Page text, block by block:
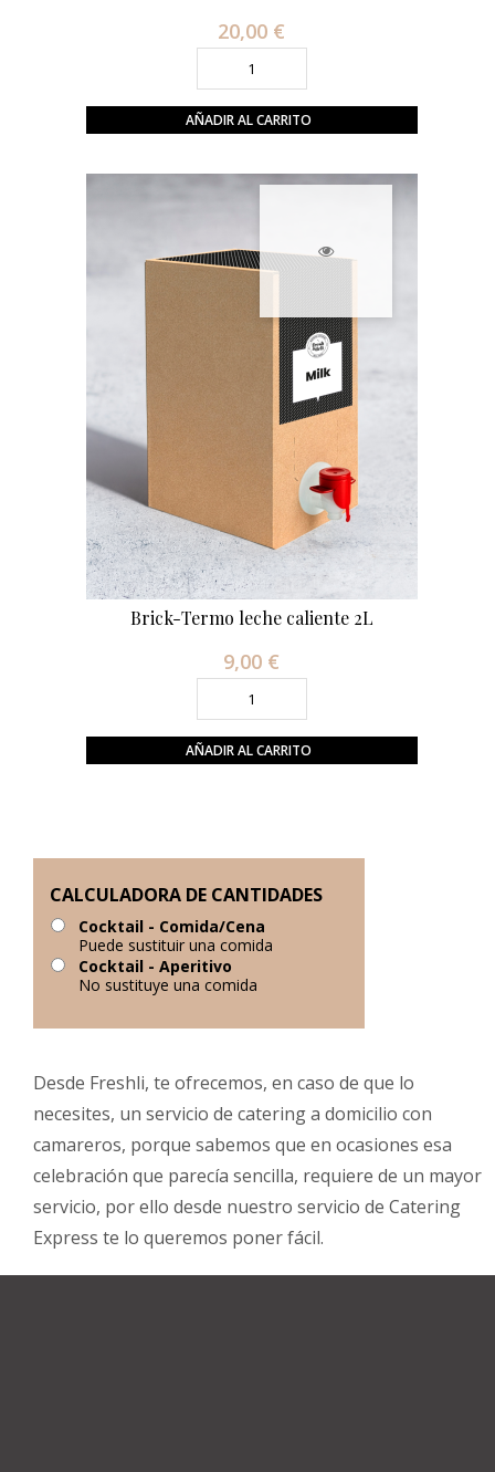
20,00 €
AÑADIR AL CARRITO
Brick-Termo leche caliente 2L
9,00 €
AÑADIR AL CARRITO
CALCULADORA DE CANTIDADES
Cocktail - Comida/Cena
Puede sustituir una comida
Cocktail - Aperitivo
No sustituye una comida
Desde Freshli, te ofrecemos, en caso de que lo
necesites, un servicio de catering a domicilio con
camareros, porque sabemos que en ocasiones esa
celebración que parecía sencilla, requiere de un mayor
servicio, por ello desde nuestro servicio de Catering
Express te lo queremos poner fácil.